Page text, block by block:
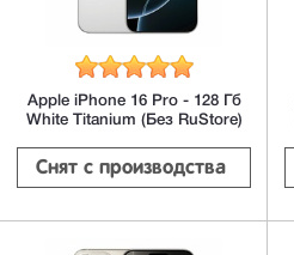
Apple iPhone 16 Pro - 128 Гб
White Titanium (Без RuStore)
Снят с производства